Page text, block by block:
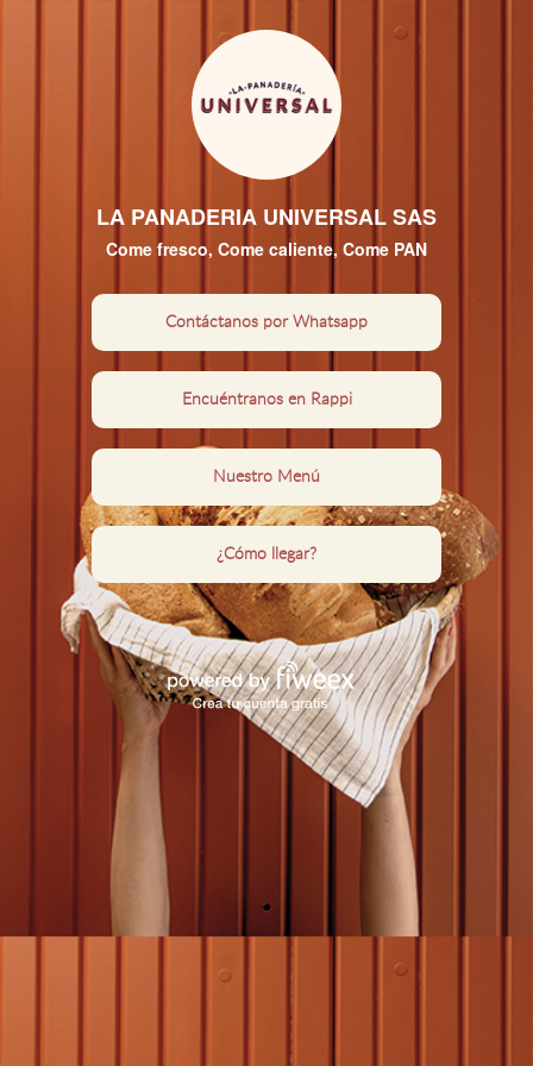
LA PANADERIA UNIVERSAL SAS
Come fresco, Come caliente, Come PAN
Contáctanos por Whatsapp
Encuéntranos en Rappi
Nuestro Menú
¿Cómo llegar?